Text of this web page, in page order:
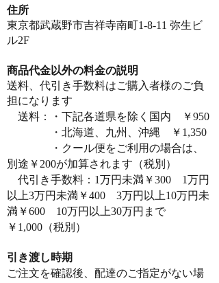
住所
東京都武蔵野市吉祥寺南町1-8-11 弥生ビ
ル2F
商品代金以外の料金の説明
​送料、代引き手数料はご購入者様のご負
担になります
送料：・下記各道県を除く国内 ￥950
・北海道、九州、沖縄 ￥1,350
・クール便をご利用の場合は、
別途￥200が加算されます（税別）
代引き手数料：1万円未満￥300 1万円
以上3万円未満￥400 3万円以上10万円未
満￥600 10万円以上30万円まで
￥1,000（税別）
引き渡し時期
ご注文を確認後、配達のご指定がない場